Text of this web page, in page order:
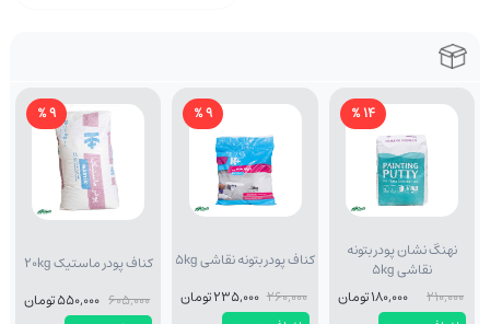
14 %
نهنگ نشان پودر بتونه
نقاشی 5kg
210,000 180,000 تومان
9 %
کناف پودر بتونه نقاشی 5kg
260,000 235,000 تومان
9 %
کناف پودر ماستیک 20kg
605,000 550,000 تومان